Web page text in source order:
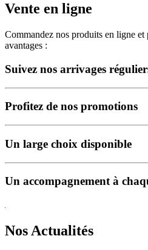
Vente en ligne
Commandez nos produits en ligne
avantages :
Suivez nos arrivages
Profitez de nos promotions
Un large choix disponible
Un accompagnement à
Nos Actualités